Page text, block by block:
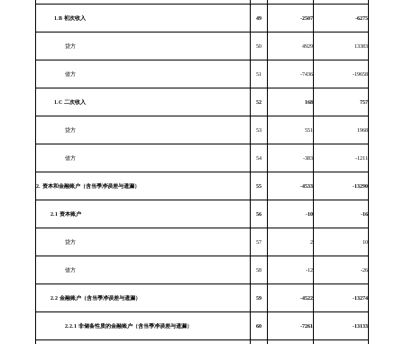
1.B初次收入 49 -2507 -6275
贷方 50 4929 13383
借方 51 -7436 -19658
1.C 二次收入 52 168 757
贷方 53 551 1968
借方 54 -383 -1211
2.资本和金融账户（含当季净误差与遗漏） 55 -4533 -13290
2.1资本账户 56 -10 -16
贷方 57 2 10
借方 58 -12 -26
2.2金融账户（含当季净误差与遗漏） 59 -4522 -13274
2.2.1非储备性质的金融账户（含当季净误差与遗漏） 60 -7261 -13133